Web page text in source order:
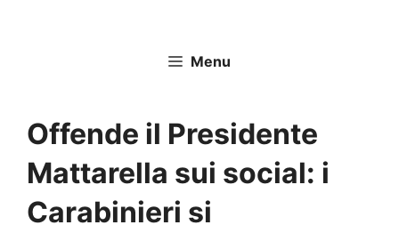
Menu
Offende il Presidente
Mattarella sui social: i
Carabinieri si